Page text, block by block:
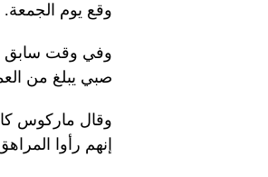
وقع يوم الجمعة.
وفي وقت سابق
صبي يبلغ من العمر 15 عامًا يشتبه في عدم إبلاغه عن عمل
وقال ماركوس
إنهم رأوا